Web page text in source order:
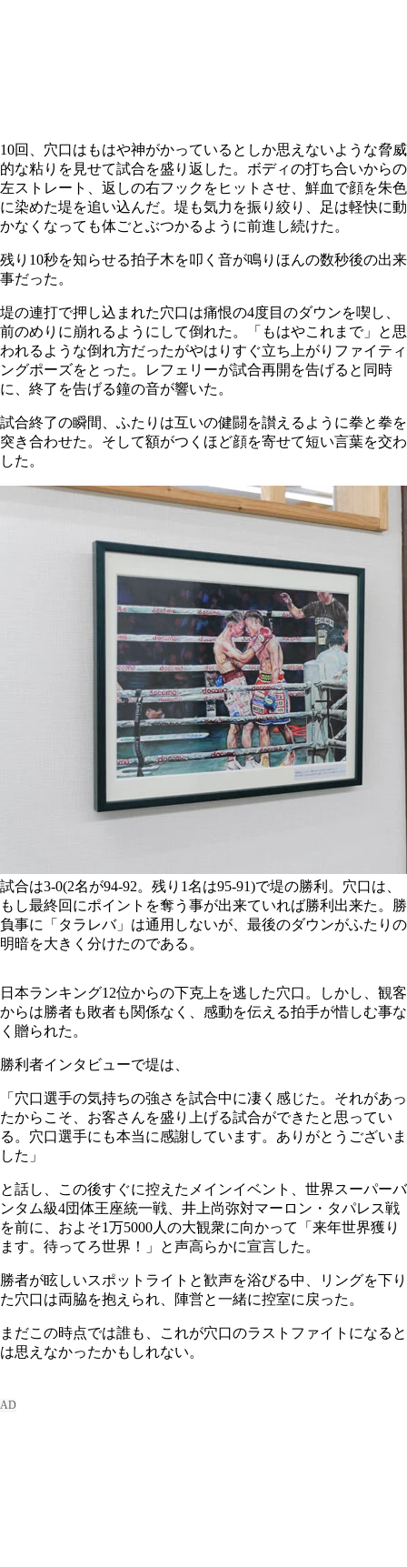
10回、穴口はもはや神がかっているとしか思えないような脅威
的な粘りを見せて試合を盛り返した。ボディの打ち合いからの
左ストレート、返しの右フックをヒットさせ、鮮血で顔を朱色
に染めた堤を追い込んだ。堤も気力を振り絞り、足は軽快に動
かなくなっても体ごとぶつかるように前進し続けた。
残り10秒を知らせる拍子木を叩く音が鳴りほんの数秒後の出来
事だった。
堤の連打で押し込まれた穴口は痛恨の4度目のダウンを喫し、
前のめりに崩れるようにして倒れた。「もはやこれまで」と思
われるような倒れ方だったがやはりすぐ立ち上がりファイティ
ングポーズをとった。レフェリーが試合再開を告げると同時
に、終了を告げる鐘の音が響いた。
試合終了の瞬間、ふたりは互いの健闘を讃えるように拳と拳を
突き合わせた。そして額がつくほど顔を寄せて短い言葉を交わ
した。
試合は3-0(2名が94-92。残り1名は95-91)で堤の勝利。穴口は、
もし最終回にポイントを奪う事が出来ていれば勝利出来た。勝
負事に「タラレバ」は通用しないが、最後のダウンがふたりの
明暗を大きく分けたのである。
日本ランキング12位からの下克上を逃した穴口。しかし、観客
からは勝者も敗者も関係なく、感動を伝える拍手が惜しむ事な
く贈られた。
勝利者インタビューで堤は、
「穴口選手の気持ちの強さを試合中に凄く感じた。それがあっ
たからこそ、お客さんを盛り上げる試合ができたと思ってい
る。穴口選手にも本当に感謝しています。ありがとうございま
した」
と話し、この後すぐに控えたメインイベント、世界スーパーバ
ンタム級4団体王座統一戦、井上尚弥対マーロン・タパレス戦
を前に、およそ1万5000人の大観衆に向かって「来年世界獲り
ます。待ってろ世界！」と声高らかに宣言した。
勝者が眩しいスポットライトと歓声を浴びる中、リングを下り
た穴口は両脇を抱えられ、陣営と一緒に控室に戻った。
まだこの時点では誰も、これが穴口のラストファイトになると
は思えなかったかもしれない。